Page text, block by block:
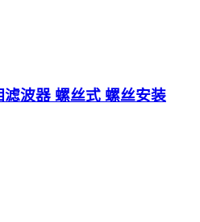
波器 螺丝式 螺丝安装